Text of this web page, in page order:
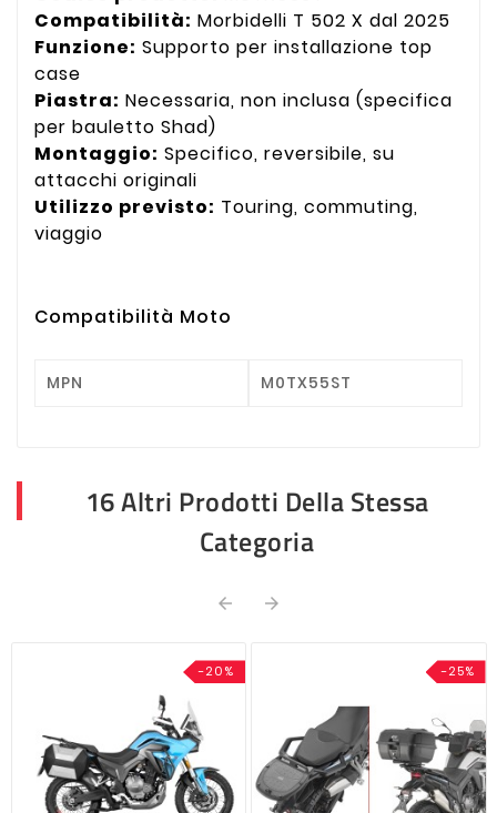
Compatibilità: Morbidelli T 502 X dal 2025
Funzione: Supporto per installazione top
case
Piastra: Necessaria, non inclusa (specifica
per bauletto Shad)
Montaggio: Specifico, reversibile, su
attacchi originali
Utilizzo previsto: Touring, commuting,
viaggio
Compatibilità Moto
MPN M0TX55ST
16 Altri Prodotti Della Stessa
Categoria
 
-20% -25%